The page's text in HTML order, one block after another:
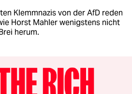
Klemmnazis von der AfD reden
Horst Mahler wenigstens nicht
herum.